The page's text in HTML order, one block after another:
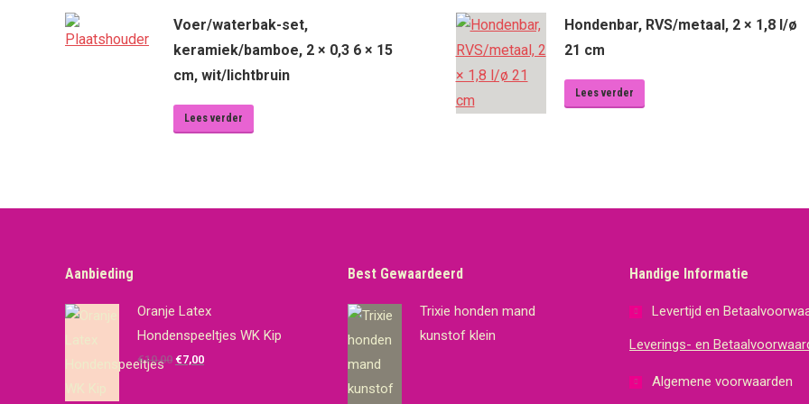
Voer/waterbak-set,
keramiek/bamboe, 2 × 0,3 6 × 15
cm, wit/lichtbruin
Lees verder
Hondenbar, RVS/metaal, 2 × 1,8 l/ø
21 cm
Lees verder
Aanbieding
Oranje Latex
Hondenspeeltjes WK Kip
€10,00 Oorspronkelijke
€7,00Huidige
Best Gewaardeerd
Trixie honden mand
kunstof klein
Handige Informatie
Levertijd en
Leverings- en
Algemene voorwaarden